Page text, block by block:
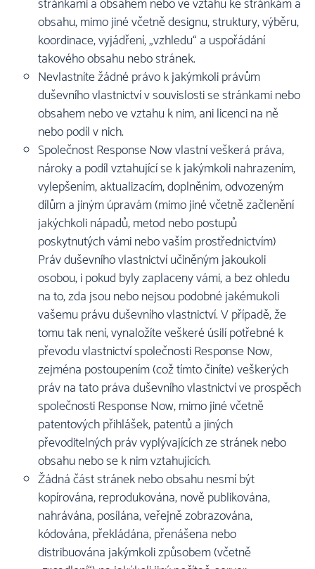
stránkami a obsahem nebo ve vztahu ke stránkám a
obsahu, mimo jiné včetně designu, struktury, výběru,
koordinace, vyjádření, „vzhledu“ a uspořádání
takového obsahu nebo stránek.
Nevlastníte žádné právo k jakýmkoli právům
duševního vlastnictví v souvislosti se stránkami nebo
obsahem nebo ve vztahu k nim, ani licenci na ně
nebo podíl v nich.
Společnost Response Now vlastní veškerá práva,
nároky a podíl vztahující se k jakýmkoli nahrazením,
vylepšením, aktualizacím, doplněním, odvozeným
dílům a jiným úpravám (mimo jiné včetně začlenění
jakýchkoli nápadů, metod nebo postupů
poskytnutých vámi nebo vaším prostřednictvím)
Práv duševního vlastnictví učiněným jakoukoli
osobou, i pokud byly zaplaceny vámi, a bez ohledu
na to, zda jsou nebo nejsou podobné jakémukoli
vašemu právu duševního vlastnictví. V případě, že
tomu tak není, vynaložíte veškeré úsilí potřebné k
převodu vlastnictví společnosti Response Now,
zejména postoupením (což tímto činíte) veškerých
práv na tato práva duševního vlastnictví ve prospěch
společnosti Response Now, mimo jiné včetně
patentových přihlášek, patentů a jiných
převoditelných práv vyplývajících ze stránek nebo
obsahu nebo se k nim vztahujících.
Žádná část stránek nebo obsahu nesmí být
kopírována, reprodukována, nově publikována,
nahrávána, posílána, veřejně zobrazována,
kódována, překládána, přenášena nebo
distribuována jakýmkoli způsobem (včetně